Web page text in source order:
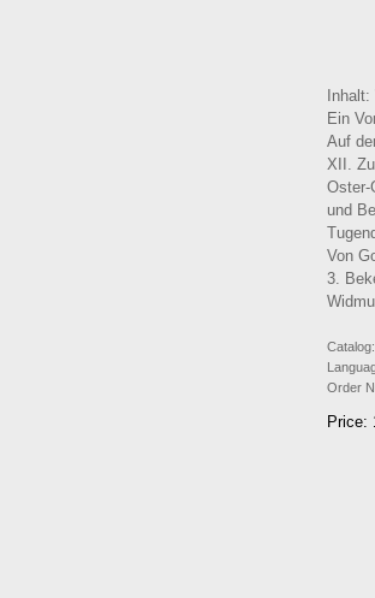
Ein
Auf
XII.
Oster-
und
Von
3.
Catalog:
Order
Price: